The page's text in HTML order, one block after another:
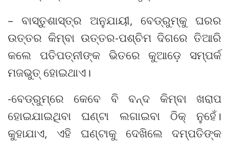
– ବାସ୍ତୁଶାସ୍ତ୍ର ଅନୁଯାୟୀ, ବେଡ୍‌ରୁମ୍‌କୁ ଘରର
ଉତ୍ତର କିମ୍ବା ଉତ୍ତର-ପଶ୍ଚିମ ଦିଗରେ ତିଆରି
କଲେ ପତିପତ୍ନୀଙ୍କ ଭିତରେ କୁଆଡ଼େ ସମ୍ପର୍କ
ମଜଭୁତ୍‌ ହୋଇଥାଏ।
-ବେଡ୍‌ରୁମ୍‌ରେ କେବେ ବି ବନ୍ଦ କିମ୍ବା ଖରାପ
ହୋଇଯାଇଥିବା ଘଣ୍ଟା ଲଗାଇବା ଠିକ୍‌ ନୁହେଁ।
କୁହାଯାଏ, ଏହି ଘଣ୍ଟାକୁ ଦେଖିଲେ ଦମ୍ପତିଙ୍କ